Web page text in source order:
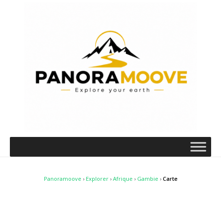
Panoramoove › Explorer› Afrique › Gambie › Carte